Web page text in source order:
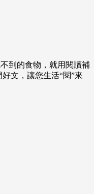
到的食物，就用閱讀補
文，讓您生活“閱”來